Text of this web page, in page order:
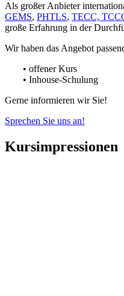
Als großer Anbieter
GEMS, PHTLS, TECC,
große Erfahrung in der
Wir haben das Angebot
• offener Kurs
• Inhouse-Schulung
Gerne informieren wir Sie!
Sprechen Sie uns an!
Kursimpressionen